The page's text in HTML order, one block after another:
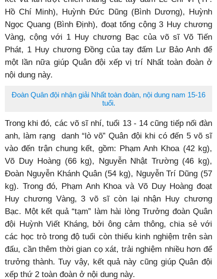
Hồ Chí Minh), Huỳnh Đức Dũng (Bình Dương), Huỳnh
Ngọc Quang (Bình Định), đoạt tổng cộng 3 Huy chương
Vàng, cộng với 1 Huy chương Bạc của võ sĩ Võ Tiến
Phát, 1 Huy chương Đồng của tay đấm Lư Bảo Anh để
một lần nữa giúp Quân đội xếp vị trí Nhất toàn đoàn ở
nội dung này.
Đoàn Quân đội nhận giải Nhất toàn đoàn, nội dung nam 15-16
tuổi.
Trong khi đó, các võ sĩ nhí, tuổi 13 - 14 cũng tiếp nối đàn
anh, làm rạng danh “lò võ” Quân đội khi có đến 5 võ sĩ
vào đến trận chung kết, gồm: Phạm Anh Khoa (42 kg),
Võ Duy Hoàng (66 kg), Nguyễn Nhật Trường (46 kg),
Đoàn Nguyễn Khánh Quân (54 kg), Nguyễn Trí Dũng (57
kg). Trong đó, Phạm Anh Khoa và Võ Duy Hoàng đoạt
Huy chương Vàng, 3 võ sĩ còn lại nhận Huy chương
Bạc. Một kết quả “tạm” làm hài lòng Trưởng đoàn Quân
đội Huỳnh Viết Kháng, bởi ông cảm thông, chia sẻ với
các học trò trong độ tuổi còn thiếu kinh nghiệm trên sàn
đấu, cần thêm thời gian cọ xát, trải nghiệm nhiều hơn để
trưởng thành. Tuy vậy, kết quả này cũng giúp Quân đội
xếp thứ 2 toàn đoàn ở nội dung này.